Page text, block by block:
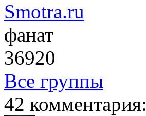
Smotra.ru
фанат
36920
Все группы
42 комментария: